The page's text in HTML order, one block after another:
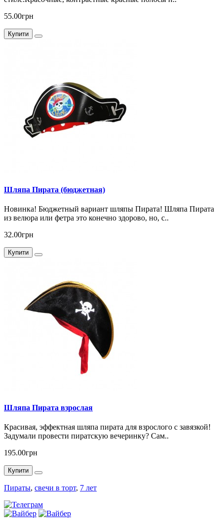
55.00грн
Купити
Шляпа Пирата (бюджетная)
Новинка! Бюджетный вариант шляпы Пирата! Шляпа Пирата
из велюра или фетра это конечно здорово, но, с..
32.00грн
Купити
Шляпа Пирата взрослая
Красивая, эффектная шляпа пирата для взрослого с завязкой!
Задумали провести пиратскую вечеринку? Сам..
195.00грн
Купити
Пираты, свечи в торт, 7 лет